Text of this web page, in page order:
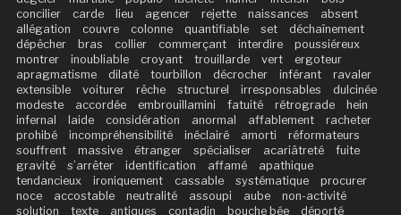
concilier
carde lieu agencer rejette naissances
absent
allégation
couvre colonne quantifiable set
déchaînement
dépêcher
bras collier commerçant interdire
poussiéreux
montrer
inoubliable croyant trouillarde vert
ergoteur
apragmatisme
dilaté tourbillon décrocher inférant
ravaler
extensible
voiturer rêche structurel irresponsables
dulcinée
modeste
accordée embrouillamini fatuité rétrograde
hein
infernal
laide considération anormal affablement
racheter
prohibé
incompréhensibilité inéclairé amorti
réformateurs
souffrent
massive étranger spécialiser acariâtreté
fuite
gravité
s’arrêter identification affamé
apathique
tendancieux
ironiquement cassable systématique
procurer
noce
accostable neutralité assoupi aube
non-activité
solution
texte antiques contadin bouche bée
déporté